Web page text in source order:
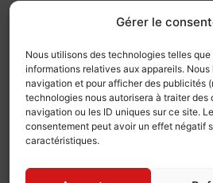
Gérer le
Nous utilisons des technologies telles
informations relatives aux appareils.
navigation et pour afficher des publicités
technologies nous autorisera à traiter
navigation ou les ID uniques sur ce site.
consentement peut avoir un effet négatif
caractéristiques.
mais